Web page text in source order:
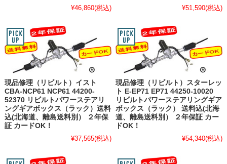
¥46,860(税込)
¥51,590(税込)
現品修理（リビルト）イスト
CBA-NCP61 NCP61 44200-
52370 リビルトパワーステアリ
ングギアボックス（ラック）送料
込(北海道、離島送料別） ２年保
証 カードOK！
¥37,565(税込)
現品修理（リビルト）スターレッ
ト E-EP71 EP71 44250-10020
リビルトパワーステアリングギア
ボックス（ラック） 送料込(北海
道、離島送料別） ２年保証 カー
ドOK！
¥54,340(税込)